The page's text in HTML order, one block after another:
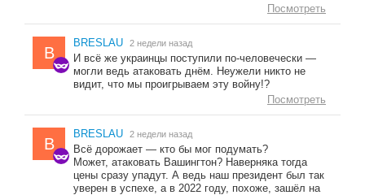
Посмотреть
B
BRESLAU 2 недели назад
И всё же украинцы поступили по-человечески —
могли ведь атаковать днём. Неужели никто не
видит, что мы проигрываем эту войну!?
Посмотреть
B
BRESLAU 2 недели назад
Всё дорожает — кто бы мог подумать?
Может, атаковать Вашингтон? Наверняка тогда
цены сразу упадут. А ведь наш президент был так
уверен в успехе, а в 2022 году, похоже, зашёл на